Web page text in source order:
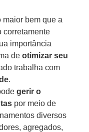
maior bem que a
corretamente
importância
de otimizar seu
trabalha com
.
gerir o
por meio de
diversos
agregados,